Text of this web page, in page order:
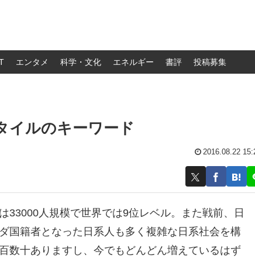
エンタメ 科学・文化 エネルギー 書評 投稿募集
イルのキーワード
2016.08.22
33000人規模で世界では9位レベル。また戦前、日
国籍者となった日系人も多く複雑な日系社会を構
数十ありますし、今でもどんどん増えているはず